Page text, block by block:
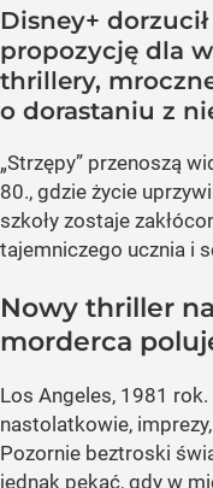
Disney+
propozycję dla
thrillery,
o dorastaniu z
„Strzępy” przenoszą
80., gdzie życie
szkoły zostaje
tajemniczego ucznia i
Nowy thriller
morderca
Los Angeles, 1981
nastolatkowie,
Pozornie beztroski
jednak pękać, gdy w